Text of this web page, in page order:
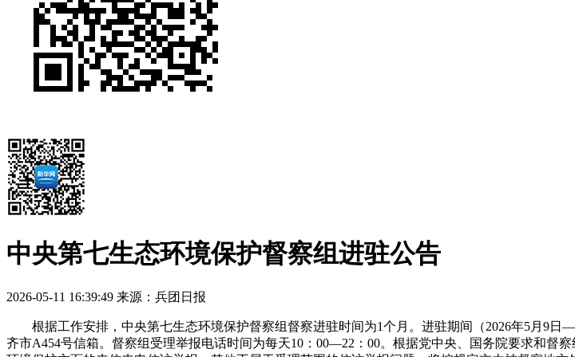
中央第七生态环境保护督察组进驻公告
2026-05-11 16:39:49 来源：兵团日报
根据工作安排，中央第七生态环境保护督察组督察进驻时间为1个月。进驻期间（2026年5月9日
齐市A454号信箱。督察组受理举报电话时间为每天10：00—22：00。根据党中央、国务院要求和督